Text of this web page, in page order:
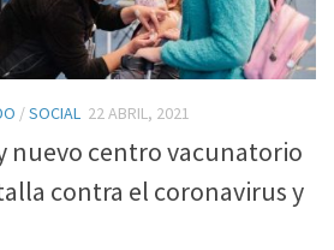
/SOCIAL 22 ABRIL, 2021
nuevo centro vacunatorio
contra el coronavirus y